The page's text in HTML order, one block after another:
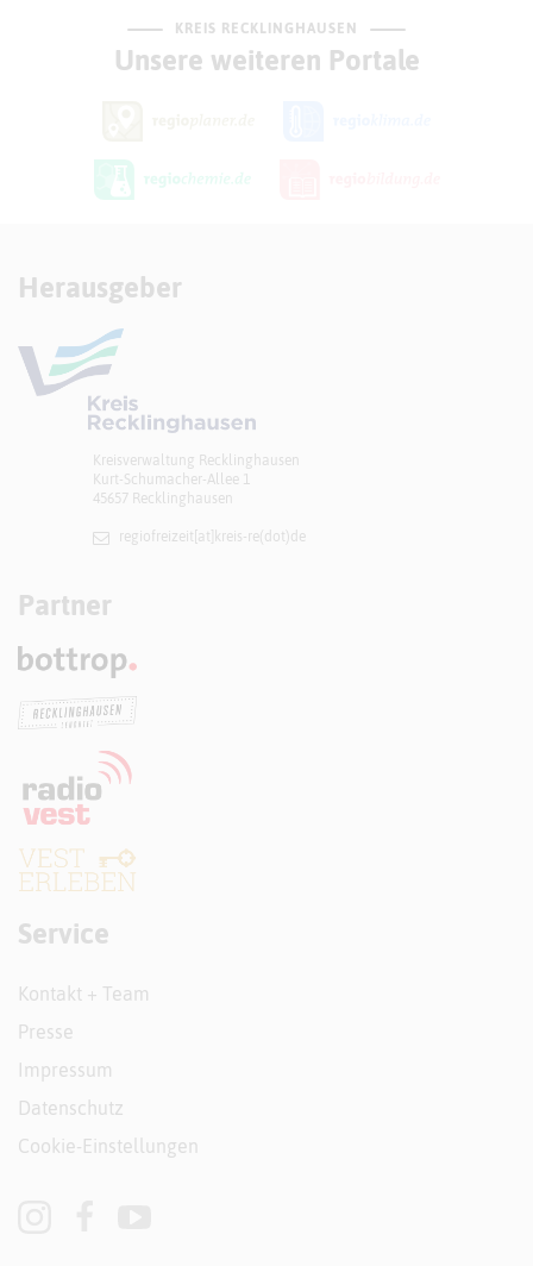
KREIS RECKLINGHAUSEN
Unsere weiteren Portale
Herausgeber
Kreisverwaltung Recklinghausen
Kurt-Schumacher-Allee 1
45657 Recklinghausen
regiofreizeit[at]​kreis-re(dot)de
Partner
Service
Kontakt + Team
Presse
Impressum
Datenschutz
Cookie-Einstellungen